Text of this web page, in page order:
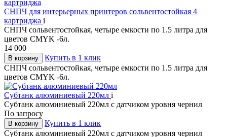
СНПЧ для интерьерных принтеров сольвентостойкая 4
картриджа i
СНПЧ сольвентостойкая, четыре емкости по 1.5 литра для
цветов CMYK -6л.
14 000
В корзину
Купить в 1 клик
СНПЧ сольвентостойкая, четыре емкости по 1.5 литра для
цветов CMYK -6л.
Субтанк алюминиевый 220мл i
Субтанк алюминиевый 220мл с датчиком уровня чернил
По запросу
В корзину
Купить в 1 клик
Субтанк алюминиевый 220мл с датчиком уровня чернил